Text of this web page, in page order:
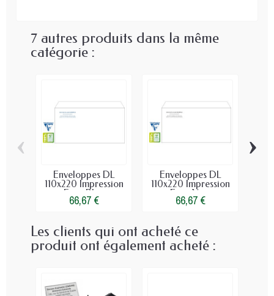
7 autres produits dans la même
catégorie :
Enveloppes DL
110x220 Impression
Face Bleu
66,67 €
Enveloppes DL
110x220 Impression
Face Noir
66,67 €
‹ ›
Les clients qui ont acheté ce
produit ont également acheté :